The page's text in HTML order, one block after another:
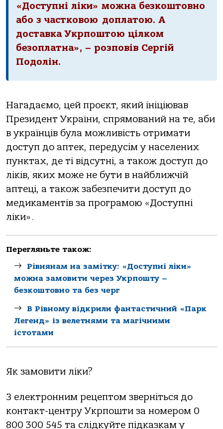
«Доступні ліки» можна безкоштовно
або з частковою доплатою. А
доставка Укрпоштою цілком
безоплатна», – розповів Сергій
Подолін.
Нагадаємо, цей проєкт, який ініціював
Президент України, спрямований на те, аби
в українців була можливість отримати
доступ до аптек, передусім у населених
пунктах, де ті відсутні, а також доступ до
ліків, яких може не бути в найближчій
аптеці, а також забезпечити доступ до
медикаментів за програмою «Доступні
ліки».
Перегляньте також:
Рівнянам на замітку: «Доступні ліки»
можна замовити через Укрпошту –
безкоштовно та без черг
В Рівному відкрили фантастичний «Парк
Легенд» із велетнями та магічними
істотами
Як замовити ліки?
З електронним рецептом зверніться до
контакт-центру Укрпошти за номером 0
800 300 545 та слідкуйте підказкам у